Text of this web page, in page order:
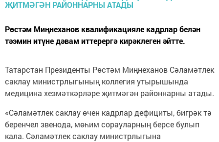
Рөстәм Миңнеханов квалификацияле кадрлар белән
тәэмин итүне дәвам иттерергә кирәклеген әйтте.
Татарстан Президенты Рөстәм Миңнеханов Сәламәтлек
саклау министрлыгының коллегия утырышында
медицина хезмәткәрләре җитмәгән районнарны атады.
«Сәламәтлек саклау өчен кадрлар дефициты, бигрәк тә
беренчел звенода, мөһим сорауларның берсе булып
кала. Сәламәтлек саклау министрлыгына